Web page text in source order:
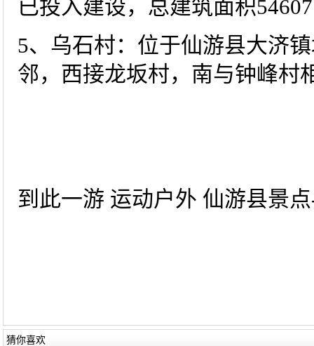
已投入建设，总建筑面积
5、乌石村：位于仙游县大济
邻，西接龙坂村，南与钟峰村
到此一游 运动户外 仙游县景
猜你喜欢